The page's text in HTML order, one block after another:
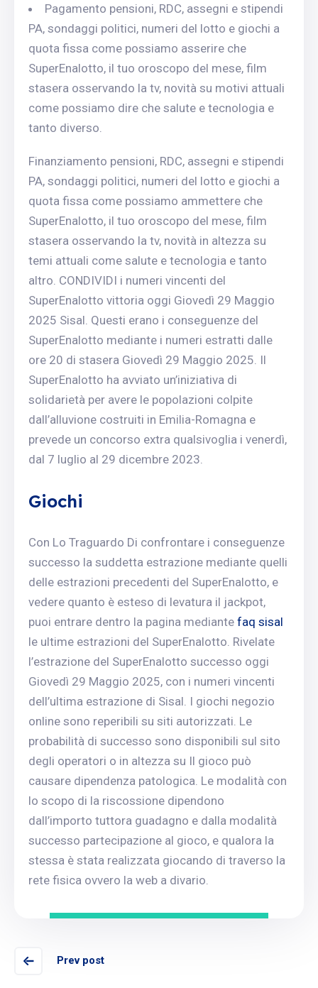
Pagamento pensioni, RDC, assegni e stipendi
PA, sondaggi politici, numeri del lotto e giochi a
quota fissa come possiamo asserire che
SuperEnalotto, il tuo oroscopo del mese, film
stasera osservando la tv, novità su motivi attuali
come possiamo dire che salute e tecnologia e
tanto diverso.
Finanziamento pensioni, RDC, assegni e stipendi
PA, sondaggi politici, numeri del lotto e giochi a
quota fissa come possiamo ammettere che
SuperEnalotto, il tuo oroscopo del mese, film
stasera osservando la tv, novità in altezza su
temi attuali come salute e tecnologia e tanto
altro. CONDIVIDI i numeri vincenti del
SuperEnalotto vittoria oggi Giovedì 29 Maggio
2025 Sisal. Questi erano i conseguenze del
SuperEnalotto mediante i numeri estratti dalle
ore 20 di stasera Giovedì 29 Maggio 2025. Il
SuperEnalotto ha avviato un’iniziativa di
solidarietà per avere le popolazioni colpite
dall’alluvione costruiti in Emilia-Romagna e
prevede un concorso extra qualsivoglia i venerdì,
dal 7 luglio al 29 dicembre 2023.
Giochi
Con Lo Traguardo Di confrontare i conseguenze
successo la suddetta estrazione mediante quelli
delle estrazioni precedenti del SuperEnalotto, e
vedere quanto è esteso di levatura il jackpot,
puoi entrare dentro la pagina mediante faq sisal
le ultime estrazioni del SuperEnalotto. Rivelate
l’estrazione del SuperEnalotto successo oggi
Giovedì 29 Maggio 2025, con i numeri vincenti
dell’ultima estrazione di Sisal. I giochi negozio
online sono reperibili su siti autorizzati. Le
probabilità di successo sono disponibili sul sito
degli operatori o in altezza su Il gioco può
causare dipendenza patologica. Le modalità con
lo scopo di la riscossione dipendono
dall’importo tuttora guadagno e dalla modalità
successo partecipazione al gioco, e qualora la
stessa è stata realizzata giocando di traverso la
rete fisica ovvero la web a divario.
Prev post